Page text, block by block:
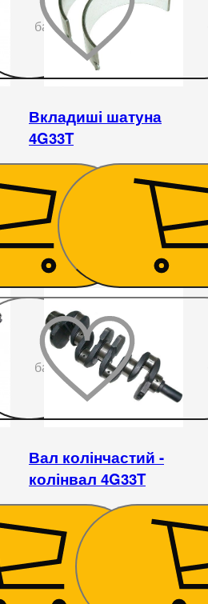
До
бажаного
Вкладиші шатуна
4G33T
203₴
До
бажаного
Вал колінчастий -
колінвал 4G33T
11 700